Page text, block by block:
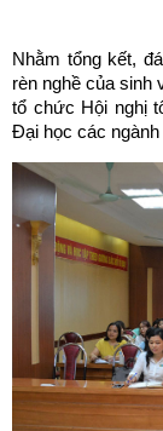
Nhằm tổng kết,
rèn nghề của sinh
tổ chức Hội nghị
Đại học các